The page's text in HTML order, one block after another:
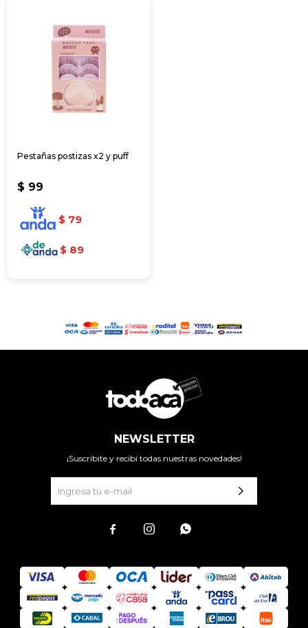
Pestañas postizas x2 y puff
$ 99
$ 79
$ 89
NEWSLETTER
¡Suscribite y recibí todas nuestras novedades!
  